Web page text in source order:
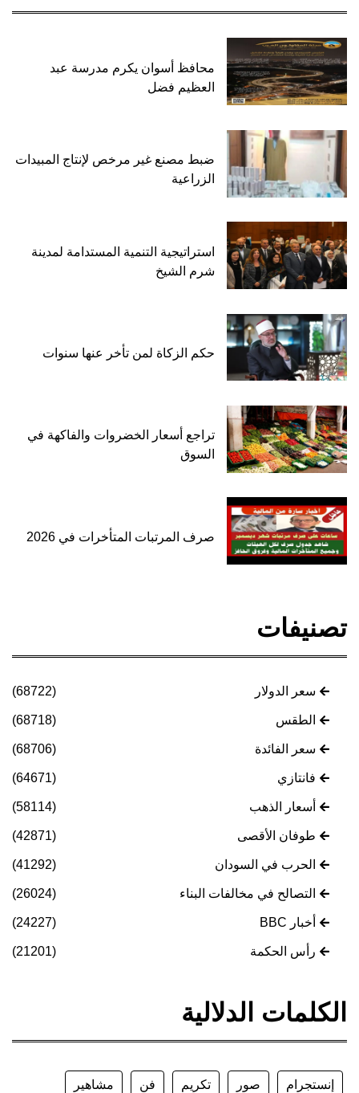
محافظ أسوان يكرم مدرسة عبد
العظيم فضل
ضبط مصنع غير مرخص لإنتاج المبيدات
الزراعية
استراتيجية التنمية المستدامة لمدينة
شرم الشيخ
حكم الزكاة لمن تأخر عنها سنوات
تراجع أسعار الخضروات والفاكهة في
السوق
صرف المرتبات المتأخرات في 2026
تصنيفات
سعر الدولار (68722)
الطقس (68718)
سعر الفائدة (68706)
فانتازي (64671)
أسعار الذهب (58114)
طوفان الأقصى (42871)
الحرب في السودان (41292)
التصالح في مخالفات البناء (26024)
أخبار BBC (24227)
رأس الحكمة (21201)
الكلمات الدلالية
إنستجرام صور تكريم فن مشاهير